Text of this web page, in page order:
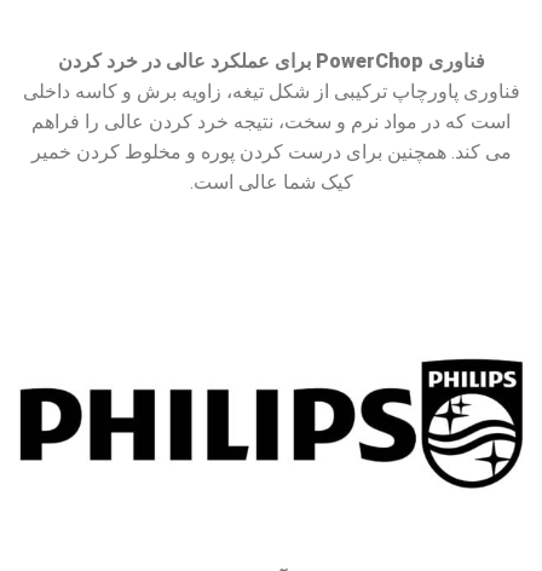
فناوری PowerChop برای عملکرد عالی در خرد کردن
فناوری پاورچاپ ترکیبی از شکل تیغه، زاویه برش و کاسه داخلی
است که در مواد نرم و سخت، نتیجه خرد کردن عالی را فراهم
می کند. همچنین برای درست کردن پوره و مخلوط کردن خمیر
کیک شما عالی است.